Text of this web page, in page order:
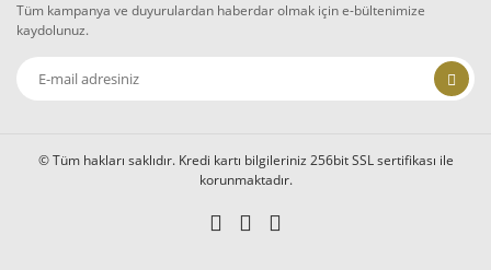
Tüm kampanya ve duyurulardan haberdar olmak için e-bültenimize
kaydolunuz.
© Tüm hakları saklıdır. Kredi kartı bilgileriniz 256bit SSL sertifikası ile
korunmaktadır.